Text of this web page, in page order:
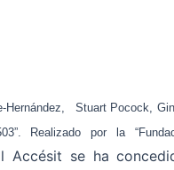
Hernández, Stuart Pocock,
Realizado por la
Accésit se ha